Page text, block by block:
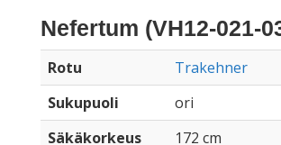
Nefertum (VH12-021-
Rotu
Trakehner
Sukupuoli
ori
Säkäkorkeus
172 cm